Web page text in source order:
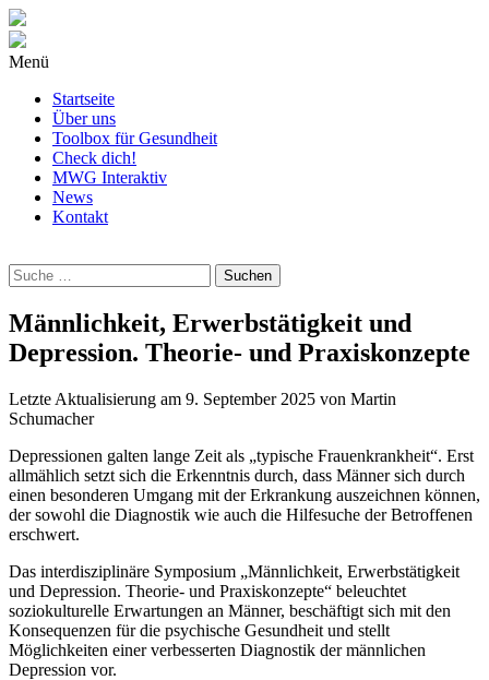
Menü
Startseite
Über uns
Toolbox für Gesundheit
Check dich!
MWG Interaktiv
News
Kontakt
suchst
Du?
Männlichkeit, Erwerbstätigkeit und
Depression. Theorie- und Praxiskonzepte
Letzte Aktualisierung am 9. September 2025 von Martin
Schumacher
Depressionen galten lange Zeit als „typische Frauenkrankheit“. Erst
allmählich setzt sich die Erkenntnis durch, dass Männer sich durch
einen besonderen Umgang mit der Erkrankung auszeichnen können,
der sowohl die Diagnostik wie auch die Hilfesuche der Betroffenen
erschwert.
Das interdisziplinäre Symposium „Männlichkeit, Erwerbstätigkeit
und Depression. Theorie- und Praxiskonzepte“ beleuchtet
soziokulturelle Erwartungen an Männer, beschäftigt sich mit den
Konsequenzen für die psychische Gesundheit und stellt
Möglichkeiten einer verbesserten Diagnostik der männlichen
Depression vor.